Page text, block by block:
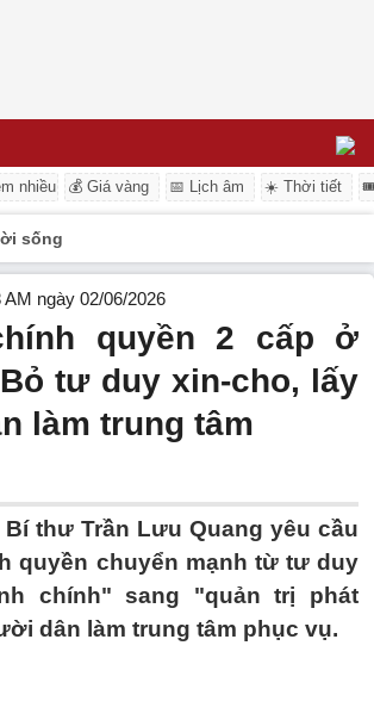
nhiều 💰 Giá vàng 📅 Lịch âm ☀️ Thời tiết
sống
ngày 02/06/2026
quyền 2 cấp ở
Bỏ tư duy xin-cho, lấy
làm trung tâm
Bí thư Trần Lưu Quang yêu cầu
quyền chuyển mạnh từ tư duy
chính" sang "quản trị phát
dân làm trung tâm phục vụ.